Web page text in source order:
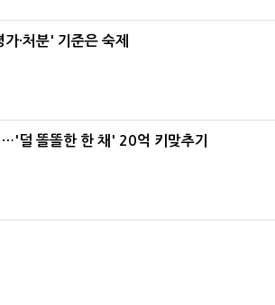
·처분' 기준은 숙제
덜 똘똘한 한 채' 20억 키맞추기